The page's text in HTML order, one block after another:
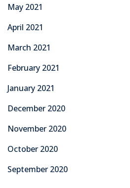
May 2021
April 2021
March 2021
February 2021
January 2021
December 2020
November 2020
October 2020
September 2020